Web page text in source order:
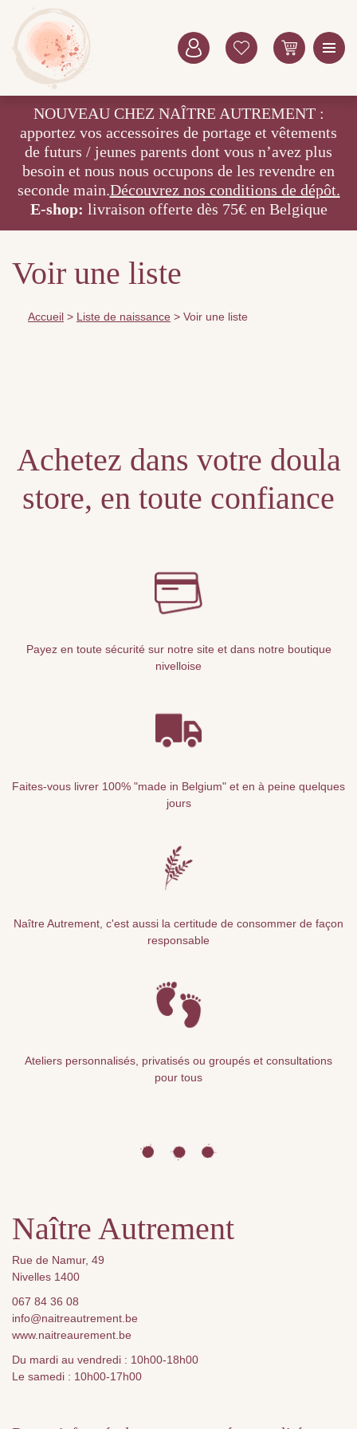
NOUVEAU CHEZ NAÎTRE AUTREMENT :
apportez vos accessoires de portage et vêtements
de futurs / jeunes parents dont vous n’avez plus
besoin et nous nous occupons de les revendre en
seconde main.Découvrez nos conditions de dépôt.
E-shop: livraison offerte dès 75€ en Belgique
Voir une liste
Accueil > Liste de naissance > Voir une liste
Achetez dans votre doula
store, en toute confiance
Payez en toute sécurité sur notre site et dans notre boutique
nivelloise
Faites-vous livrer 100% "made in Belgium" et en à peine quelques
jours
Naître Autrement, c'est aussi la certitude de consommer de façon
responsable
Ateliers personnalisés, privatisés ou groupés et consultations
pour tous
Naître Autrement
Rue de Namur, 49
Nivelles 1400
067 84 36 08
info@naitreautrement.be
www.naitreaurement.be
Du mardi au vendredi : 10h00-18h00
Le samedi : 10h00-17h00